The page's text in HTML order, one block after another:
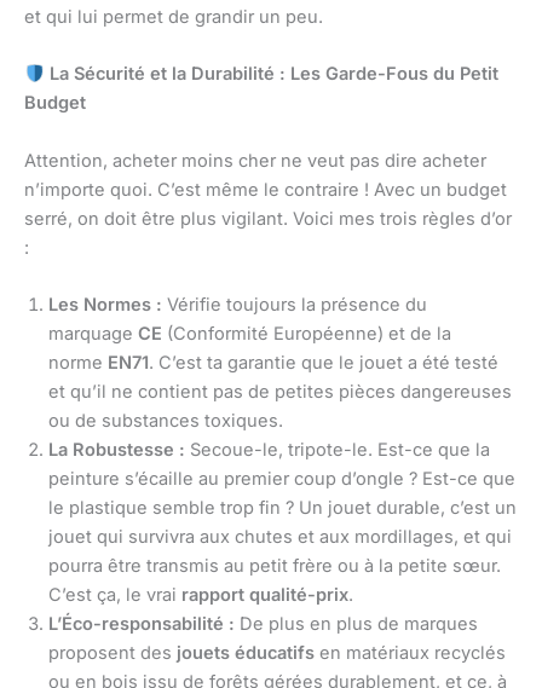
et qui lui permet de grandir un peu.
La Sécurité et la Durabilité : Les Garde-Fous du Petit
Budget
Attention, acheter moins cher ne veut pas dire acheter
n’importe quoi. C’est même le contraire ! Avec un budget
serré, on doit être plus vigilant. Voici mes trois règles d’or
:
Les Normes : Vérifie toujours la présence du
marquage CE (Conformité Européenne) et de la
norme EN71. C’est ta garantie que le jouet a été testé
et qu’il ne contient pas de petites pièces dangereuses
ou de substances toxiques.
La Robustesse : Secoue-le, tripote-le. Est-ce que la
peinture s’écaille au premier coup d’ongle ? Est-ce que
le plastique semble trop fin ? Un jouet durable, c’est un
jouet qui survivra aux chutes et aux mordillages, et qui
pourra être transmis au petit frère ou à la petite sœur.
C’est ça, le vrai rapport qualité-prix.
L’Éco-responsabilité : De plus en plus de marques
proposent des jouets éducatifs en matériaux recyclés
ou en bois issu de forêts gérées durablement, et ce, à